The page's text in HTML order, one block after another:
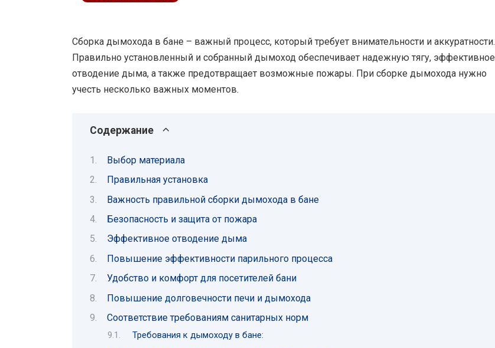
Сборка дымохода в бане – важный процесс, который требует внимательности и аккуратности.
Правильно установленный и собранный дымоход обеспечивает надежную тягу, эффективное
отводение дыма, а также предотвращает возможные пожары. При сборке дымохода нужно
учесть несколько важных моментов.
Содержание
Выбор материала
Правильная установка
Важность правильной сборки дымохода в бане
Безопасность и защита от пожара
Эффективное отводение дыма
Повышение эффективности парильного процесса
Удобство и комфорт для посетителей бани
Повышение долговечности печи и дымохода
Соответствие требованиям санитарных норм
Требования к дымоходу в бане: